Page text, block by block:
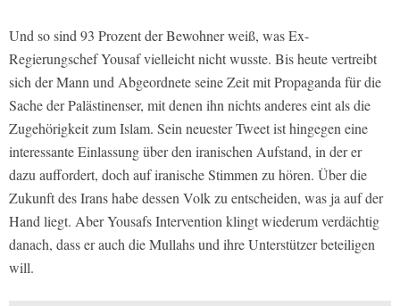
Und so sind 93 Prozent der Bewohner weiß, was Ex-
Regierungschef Yousaf vielleicht nicht wusste. Bis heute vertreibt
sich der Mann und Abgeordnete seine Zeit mit Propaganda für die
Sache der Palästinenser, mit denen ihn nichts anderes eint als die
Zugehörigkeit zum Islam. Sein neuester Tweet ist hingegen eine
interessante Einlassung über den iranischen Aufstand, in der er
dazu auffordert, doch auf iranische Stimmen zu hören. Über die
Zukunft des Irans habe dessen Volk zu entscheiden, was ja auf der
Hand liegt. Aber Yousafs Intervention klingt wiederum verdächtig
danach, dass er auch die Mullahs und ihre Unterstützer beteiligen
will.